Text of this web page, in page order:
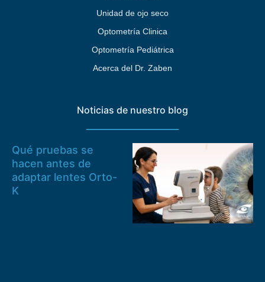
Unidad de ojo seco
Optometría Clinica
Optometría Pediátrica
Acerca del Dr. Zaben
Noticias de nuestro blog
Qué pruebas se
hacen antes de
adaptar lentes Orto-
K